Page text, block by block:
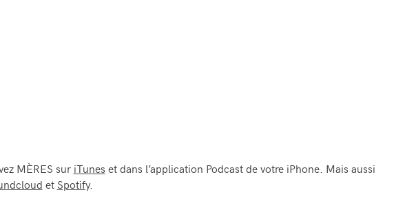
MÈRES sur iTunes et dans l’application Podcast de votre iPhone. Mais aussi
etSpotify.